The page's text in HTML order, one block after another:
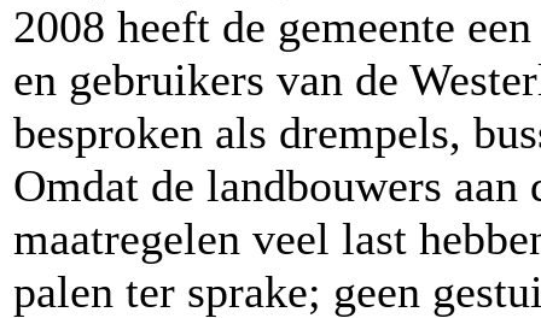
2008 heeft de gemeente
en gebruikers van de
besproken als drempels,
Omdat de landbouwers aan
maatregelen veel last
palen ter sprake; geen